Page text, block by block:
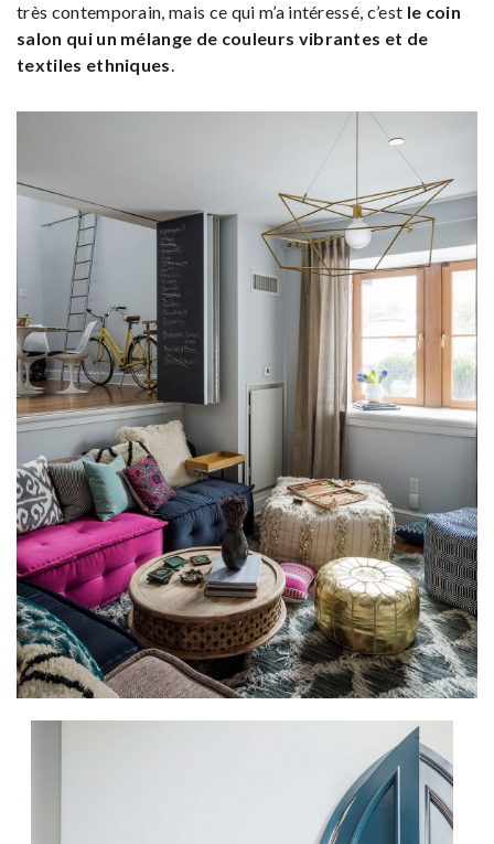
très contemporain, mais ce qui m’a intéressé, c’est le coin
salon qui un mélange de couleurs vibrantes et de
textiles ethniques.